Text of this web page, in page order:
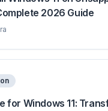
2026 Guide
for Windows 11: